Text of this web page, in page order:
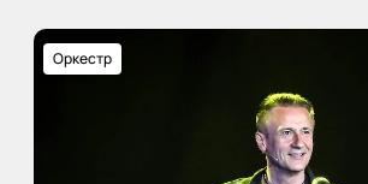
Оркестр